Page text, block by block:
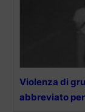
Violenza di
abbreviato